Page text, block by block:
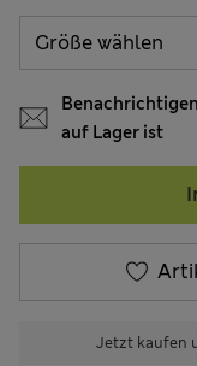
auf Lager ist
Jetzt kaufen